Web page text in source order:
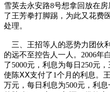
雪英去永安路8号想拿回放在
了王芳拳打脚踢，为此又花费
处理。
三、王招等人的恶势力团伙
的远不至控告人一人。2006年
了5000元，利息为每日250元
使陈ⅩⅩ支付了1个月的利息。
万元，每日利息为500元，利